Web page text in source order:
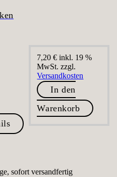
7,20€ inkl. 19 %
MwSt. zzgl.
Versandkosten
In den
Warenkorb
sofort versandfertig